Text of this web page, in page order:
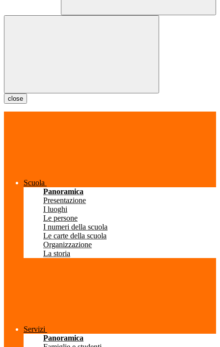
close
Scuola
Panoramica
Presentazione
I luoghi
Le persone
I numeri della scuola
Le carte della scuola
Organizzazione
La storia
Servizi
Panoramica